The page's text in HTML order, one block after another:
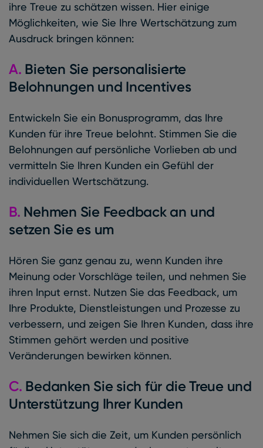
ihre Treue zu schätzen wissen. Hier einige
Möglichkeiten, wie Sie Ihre Wertschätzung zum
Ausdruck bringen können:
A. Bieten Sie personalisierte
Belohnungen und Incentives
Entwickeln Sie ein Bonusprogramm, das Ihre
Kunden für ihre Treue belohnt. Stimmen Sie die
Belohnungen auf persönliche Vorlieben ab und
vermitteln Sie Ihren Kunden ein Gefühl der
individuellen Wertschätzung.
B. Nehmen Sie Feedback an und
setzen Sie es um
Hören Sie ganz genau zu, wenn Kunden ihre
Meinung oder Vorschläge teilen, und nehmen Sie
ihren Input ernst. Nutzen Sie das Feedback, um
Ihre Produkte, Dienstleistungen und Prozesse zu
verbessern, und zeigen Sie Ihren Kunden, dass ihre
Stimmen gehört werden und positive
Veränderungen bewirken können.
C. Bedanken Sie sich für die Treue und
Unterstützung Ihrer Kunden
Nehmen Sie sich die Zeit, um Kunden persönlich